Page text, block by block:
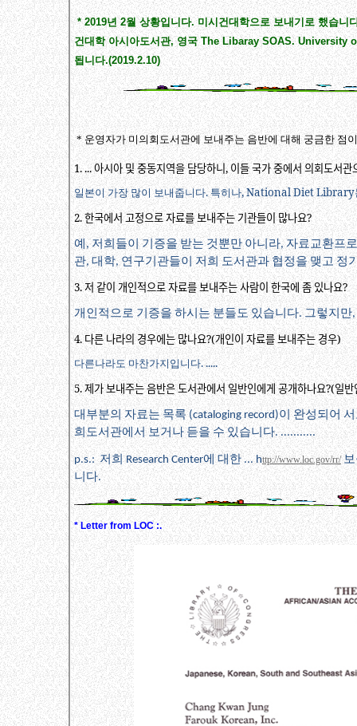
* 2019년 2월 상황입니다. 미시건대학으로 보내기로 했습
건대학 아시아도서관, 영국 The Libaray SOAS. University
됩니다.(2019.2.10)
* 운영자가 미의회도서관에 보내주는 음반에 대해 궁금한 점
1. ...아시아 및 중동지역을 담당하니,이들 국가 중에서 의회도서
일본이 가장 많이 보내줍니다.특히나, National Diet Library
2.한국에서 고정으로 자료를 보내주는 기관들이 많나요?
예,저희들이기증을받는 것뿐만아니라,자료교환프
관,대학,연구기관들이저희도서관과협정을맺고 정
3.저 같이 개인적으로 자료를 보내주는 사람이 한국에 좀 있나요?
개인적으로기증을하시는분들도있습니다.그렇지만
4.다른 나라의 경우에는 많나요?(개인이 자료를 보내주는 경우)
다른나라도 마찬가지입니다. .....
5.제가 보내주는 음반은 도서관에서 일반인에게 공개하나요?(일반
대부분의자료는 목록(cataloging record)이 완성되어
희도서관에서보거나듣을수있습니다. ...........
p.s.:저희Research Center에대한... http://www.loc.gov/rr/
니다
* Letter from LOC :.